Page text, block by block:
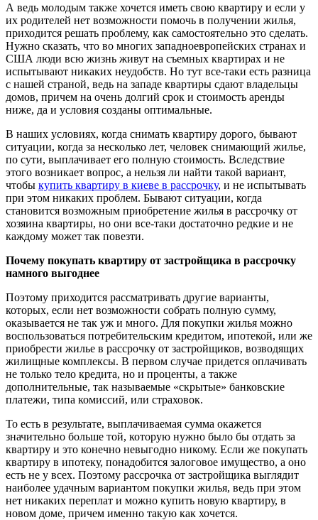
А ведь молодым также хочется иметь свою квартиру и если у
их родителей нет возможности помочь в получении жилья,
приходится решать проблему, как самостоятельно это сделать.
Нужно сказать, что во многих западноевропейских странах и
США люди всю жизнь живут на съемных квартирах и не
испытывают никаких неудобств. Но тут все-таки есть разница
с нашей страной, ведь на западе квартиры сдают владельцы
домов, причем на очень долгий срок и стоимость аренды
ниже, да и условия созданы оптимальные.
В наших условиях, когда снимать квартиру дорого, бывают
ситуации, когда за несколько лет, человек снимающий жилье,
по сути, выплачивает его полную стоимость. Вследствие
этого возникает вопрос, а нельзя ли найти такой вариант,
чтобы купить квартиру в киеве в рассрочку, и не испытывать
при этом никаких проблем. Бывают ситуации, когда
становится возможным приобретение жилья в рассрочку от
хозяина квартиры, но они все-таки достаточно редкие и не
каждому может так повезти.
Почему покупать квартиру от застройщика в рассрочку
намного выгоднее
Поэтому приходится рассматривать другие варианты,
которых, если нет возможности собрать полную сумму,
оказывается не так уж и много. Для покупки жилья можно
воспользоваться потребительским кредитом, ипотекой, или же
приобрести жилье в рассрочку от застройщиков, возводящих
жилищные комплексы. В первом случае придется оплачивать
не только тело кредита, но и проценты, а также
дополнительные, так называемые «скрытые» банковские
платежи, типа комиссий, или страховок.
То есть в результате, выплачиваемая сумма окажется
значительно больше той, которую нужно было бы отдать за
квартиру и это конечно невыгодно никому. Если же покупать
квартиру в ипотеку, понадобится залоговое имущество, а оно
есть не у всех. Поэтому рассрочка от застройщика выглядит
наиболее удачным вариантом покупки жилья, ведь при этом
нет никаких переплат и можно купить новую квартиру, в
новом доме, причем именно такую как хочется.